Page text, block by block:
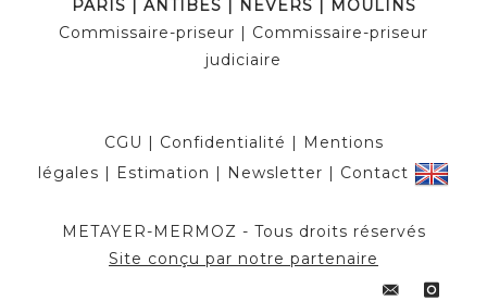
PARIS | ANTIBES | NEVERS | MOULINS
Commissaire-priseur | Commissaire-priseur
judiciaire
CGU | Confidentialité | Mentions
légales | Estimation | Newsletter | Contact
METAYER-MERMOZ - Tous droits réservés
Site conçu par notre partenaire